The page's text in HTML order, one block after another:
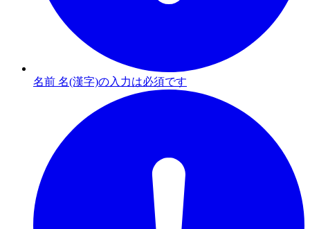
名前 名(漢字)の入力は必須です